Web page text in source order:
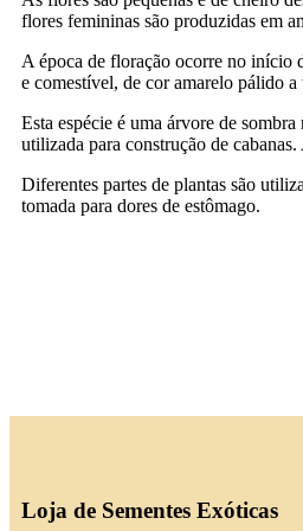
flores femininas são produzidas em
A época de floração ocorre no início
e comestível, de cor amarelo pálido
Esta espécie é uma árvore de
utilizada para construção de
Diferentes partes de plantas são
tomada para dores de estômago.
Loja de Sementes Exóticas